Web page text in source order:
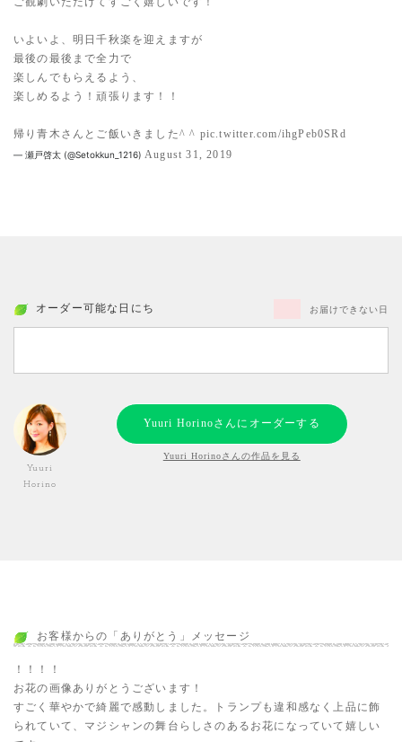
いよいよ、明日千秋楽を迎えますが
最後の最後まで全力で
楽しんでもらえるよう、
楽しめるよう！頑張ります！！
帰り青木さんとご飯いきました^ ^ pic.twitter.com/ihgPeb0SRd
— 瀬戸啓太 (@Setokkun_1216) August 31, 2019
オーダー可能な日にち お届けできない日
Yuuri
Horino
Yuuri Horinoさんにオーダーする
Yuuri Horinoさんの作品を見る
お客様からの「ありがとう」メッセージ
！！！！
お花の画像ありがとうございます！
すごく華やかで綺麗で感動しました。トランプも違和感なく上品に飾
られていて、マジシャンの舞台らしさのあるお花になっていて嬉しい